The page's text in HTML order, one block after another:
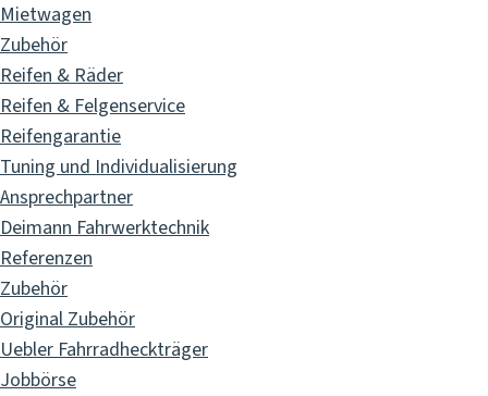
Mietwagen
Zubehör
Reifen & Räder
Reifen & Felgenservice
Reifengarantie
Tuning und Individualisierung
Ansprechpartner
Deimann Fahrwerktechnik
Referenzen
Zubehör
Original Zubehör
Uebler Fahrradheckträger
Jobbörse